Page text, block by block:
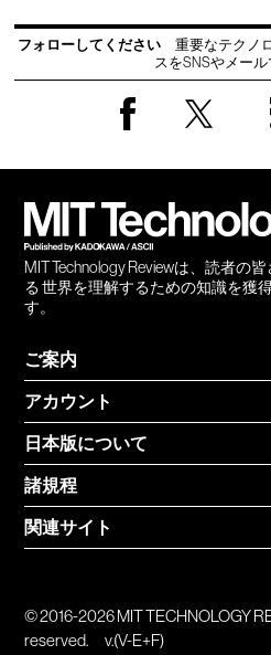
フォローしてください
重要なテクノ
スをSNSやメー
MIT Technology Reviewは、読者の
る 世界を理解するための知識を獲
す。
ご案内
アカウント
日本版について
諸規程
関連サイト
© 2016-2026 MIT TECHNOLOGY
reserved.
v.(V-E+F)